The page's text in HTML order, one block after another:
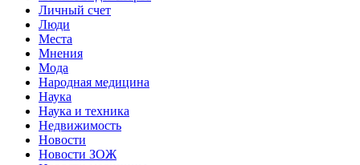
Личный счет
Люди
Места
Мнения
Мода
Народная медицина
Наука
Наука и техника
Недвижимость
Новости
Новости ЗОЖ